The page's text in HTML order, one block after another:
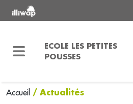
ECOLE LES PETITES
POUSSES
Accueil / Actualités